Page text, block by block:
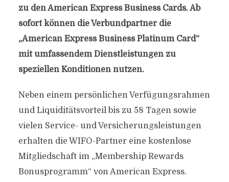
zu den American Express Business Cards. Ab
sofort können die Verbundpartner die
„American Express Business Platinum Card“
mit umfassendem Dienstleistungen zu
speziellen Konditionen nutzen.
Neben einem persönlichen Verfügungsrahmen
und Liquiditätsvorteil bis zu 58 Tagen sowie
vielen Service- und Versicherungsleistungen
erhalten die WIFO-Partner eine kostenlose
Mitgliedschaft im „Membership Rewards
Bonusprogramm“ von American Express.